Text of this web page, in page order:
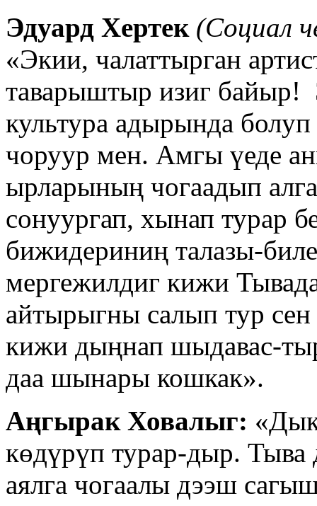
Эдуард Хертек (Социал
«Экии, чалаттырган
таварыштыр изиг
культура адырында
чоруур мен. Амгы үеде
ырларының чогаадып
сонуургап, хынап турар
бижидериниң талазы-
мергежилдиг кижи
айтырыгны салып тур
кижи дыңнап шыдавас-
даа шынары кошкак».
Аңгырак Ховалыг:
көдүрүп турар-дыр.
аялга чогаалы дээш